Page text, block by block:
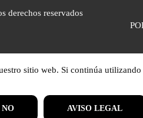
derechos reservados
sitio web. Si continúa utilizando
NO AVISO LEGAL